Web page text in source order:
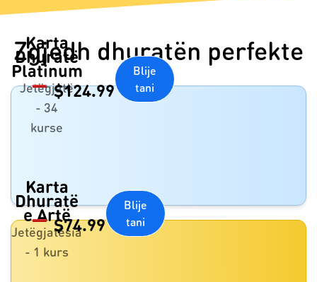
Zgjedh dhuratën perfekte
Karta
Dhuratë
Platinum
Jetëgjatë
- 34
kurse
$124.99
Blije
tani
Karta
Dhuratë
e Artë
Jetëgjatësia
- 1 kurs
$74.99
Blije
tani